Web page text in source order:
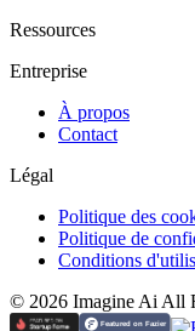
Ressources
Entreprise
À propos
Contact
Légal
Politique des
Politique de
Conditions
© 2026 Imagine Ai All